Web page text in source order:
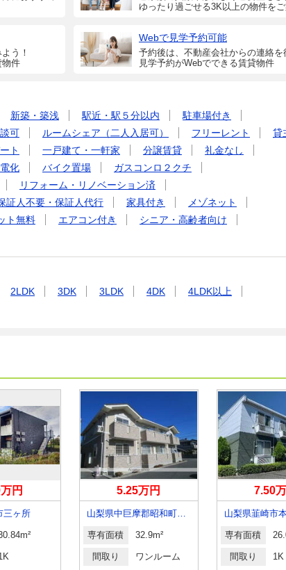
ゆったり過ごせる3K以上の物件をご
う！
物件
Webで見学予約可能
予約後は、不動産会社からの連絡を
見学予約がWebでできる賃貸物件
新築・築浅 駅近・駅５分以内
駐車場付き
可 ルームシェア（二人入居可） フリーレント
貸
ト 一戸建て・一軒家 分譲賃貸
礼金なし
化 バイク置場
ガスコンロ２クチ
リフォーム・リノベーション済
証人不要・保証人代行 家具付き
メゾネット
ト無料 エアコン付き
シニア・高齢者向け
2LDK 3DK 3LDK 4DK
4LDK以上
円
三ヶ所
5.25万円
山梨県中巨摩郡昭和町築地新居
専有面積 32.9m²
間取り ワンルーム
7.50
山梨県韮崎市
専有面積
間取り 1K